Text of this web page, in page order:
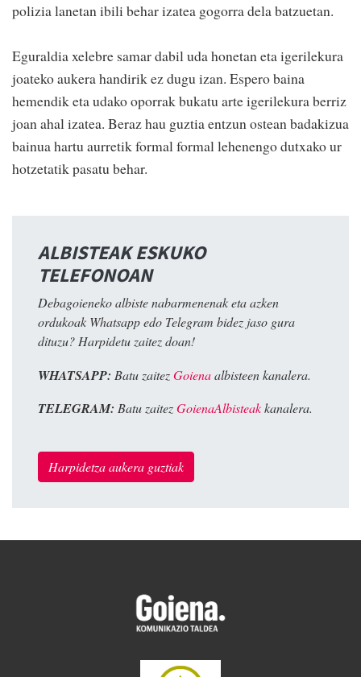
polizia lanetan ibili behar izatea gogorra dela batzuetan.
Eguraldia xelebre samar dabil uda honetan eta igerilekura
joateko aukera handirik ez dugu izan. Espero baina
hemendik eta udako oporrak bukatu arte igerilekura berriz
joan ahal izatea. Beraz hau guztia entzun ostean badakizua
bainua hartu aurretik formal formal lehenengo dutxako ur
hotzetatik pasatu behar.
ALBISTEAK ESKUKO
TELEFONOAN
Debagoieneko albiste nabarmenenak eta azken
ordukoak Whatsapp edo Telegram bidez jaso gura
dituzu? Harpidetu zaitez doan!
WHATSAPP: Batu zaitezGoienaalbisteen kanalera.
TELEGRAM: Batu zaitezGoienaAlbisteakkanalera.
Harpidetza aukera guztiak